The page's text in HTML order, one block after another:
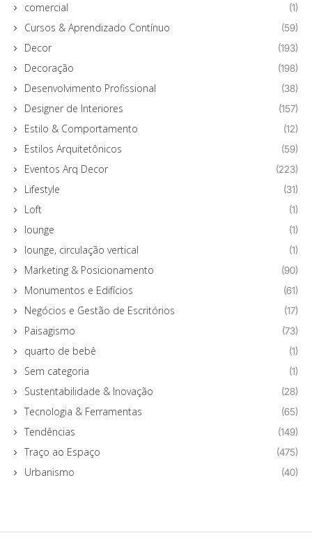
comercial (1)
Cursos & Aprendizado Contínuo (59)
Decor (193)
Decoração (198)
Desenvolvimento Profissional (38)
Designer de Interiores (157)
Estilo & Comportamento (12)
Estilos Arquitetônicos (59)
Eventos Arq Decor (223)
Lifestyle (31)
Loft (1)
lounge (1)
lounge, circulação vertical (1)
Marketing & Posicionamento (90)
Monumentos e Edifícios (61)
Negócios e Gestão de Escritórios (17)
Paisagismo (73)
quarto de bebê (1)
Sem categoria (1)
Sustentabilidade & Inovação (28)
Tecnologia & Ferramentas (65)
Tendências (149)
Traço ao Espaço (475)
Urbanismo (40)